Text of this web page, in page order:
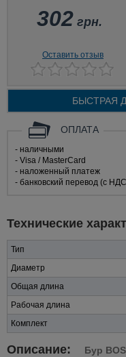
302 грн.
Оставить отзыв
БЫСТРАЯ
ОПЛАТА
- наличными
- Visa / MasterCard
- наложенный платеж
- банковский перевод (с
Технические
Тип
Диаметр
Общая длина
Рабочая длина
Комплект
Описание: Бур